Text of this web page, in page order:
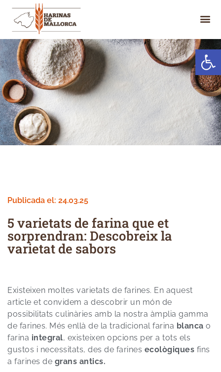
Obrir la
Publicada el: 24.03.25
5 varietats de farina que et
sorprendran: Descobreix la
varietat de sabors
Existeixen moltes varietats de farines. En aquest
article et convidem a descobrir un món de
possibilitats culinàries amb la nostra àmplia gamma
de farines. Més enllà de la tradicional farina blanca o
farina integral, existeixen opcions per a tots els
gustos i necessitats, des de farines ecològiques fins
a farines de grans antics.